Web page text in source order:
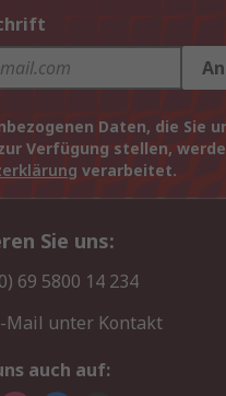
Daten, die Sie
Verfügung stellen,
verarbeitet.
Sie uns:
69 5800 14 234
Mail unter Kontakt
auch auf: